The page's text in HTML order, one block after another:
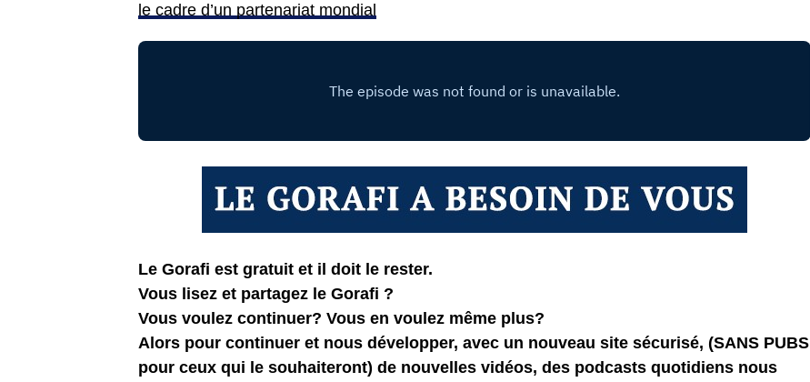
le cadre d’un partenariat mondial
Le Gorafi est gratuit et il doit le rester.
Vous lisez et partagez le Gorafi ?
Vous voulez continuer? Vous en voulez même plus?
Alors pour continuer et nous développer, avec un nouveau site sécurisé, (SANS PUBS
pour ceux qui le souhaiteront) de nouvelles vidéos, des podcasts quotidiens nous